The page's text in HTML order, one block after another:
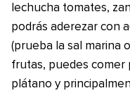
lechucha tomates,
podrás aderezar con
(prueba la sal marina
frutas, puedes comer
plátano y